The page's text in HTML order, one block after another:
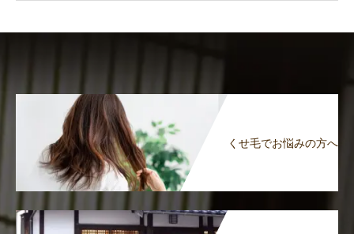
くせ毛でお悩みの方へ